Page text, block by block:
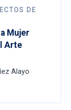
DE
Mujer
Arte
Alayo